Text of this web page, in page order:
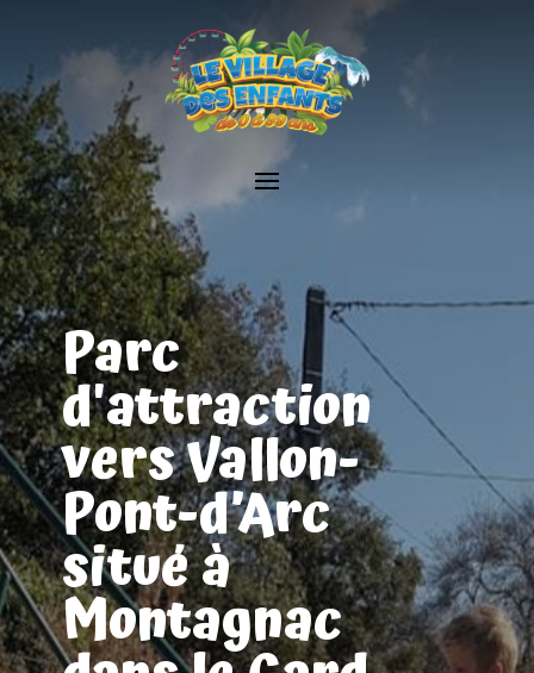
Parc
d'attraction
vers Vallon-
Pont-d’Arc
situé à
Montagnac